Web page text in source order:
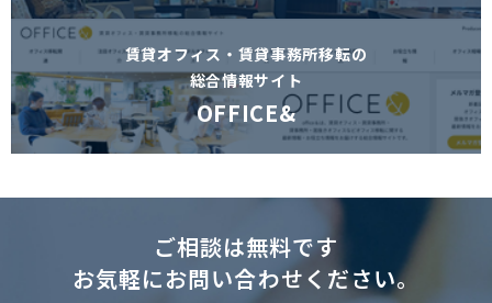
賃貸オフィス・賃貸事務所移転の
総合情報サイト
OFFICE&
ご相談は無料です
お気軽にお問い合わせください。